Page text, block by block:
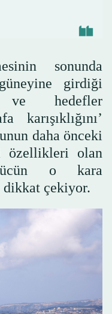
sonunda
girdiği
ve hedefler
daha önceki
özellikleri olan
o kara
dikkat çekiyor.